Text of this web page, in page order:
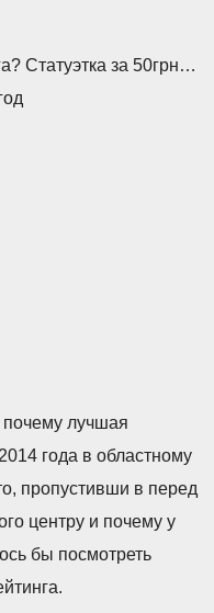
Статуэтка за 50грн…
лучшая
года в областному
пропустивши в перед
центру и почему у
бы посмотреть